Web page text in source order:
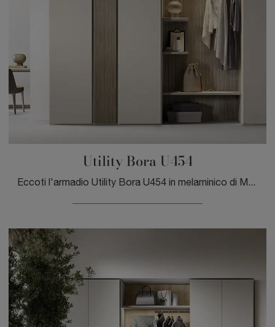
Utility Bora U454
Eccoti l'armadio Utility Bora U454 in melaminico di Moretti Compact Giorno Notte! Un ricco catalogo di armadi componibili con ante battenti.